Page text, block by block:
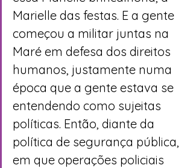
Marielle das festas. E a gente
começou a militar juntas na
Maré em defesa dos direitos
humanos, justamente numa
época que a gente estava se
entendendo como sujeitas
políticas. Então, diante da
política de segurança pública,
em que operações policiais